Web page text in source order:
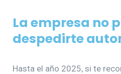
La empresa no
despedirte
Hasta el año 2025, si te